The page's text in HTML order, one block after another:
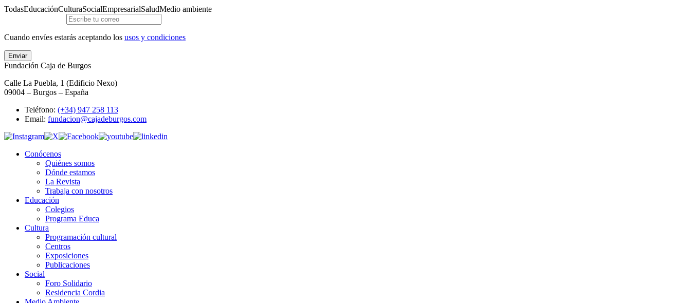
TodasEducaciónCulturaSocialEmpresarialSaludMedio ambiente
Cuando envíes estarás aceptando los usos y condiciones
Enviar
Fundación Caja de Burgos
Calle La Puebla, 1 (Edificio Nexo)
09004 – Burgos – España
Teléfono: (+34) 947 258 113
Email: fundacion@cajadeburgos.com
Conócenos
Quiénes somos
Dónde estamos
La Revista
Trabaja con nosotros
Educación
Colegios
Programa Educa
Cultura
Programación cultural
Centros
Exposiciones
Publicaciones
Social
Foro Solidario
Residencia Cordia